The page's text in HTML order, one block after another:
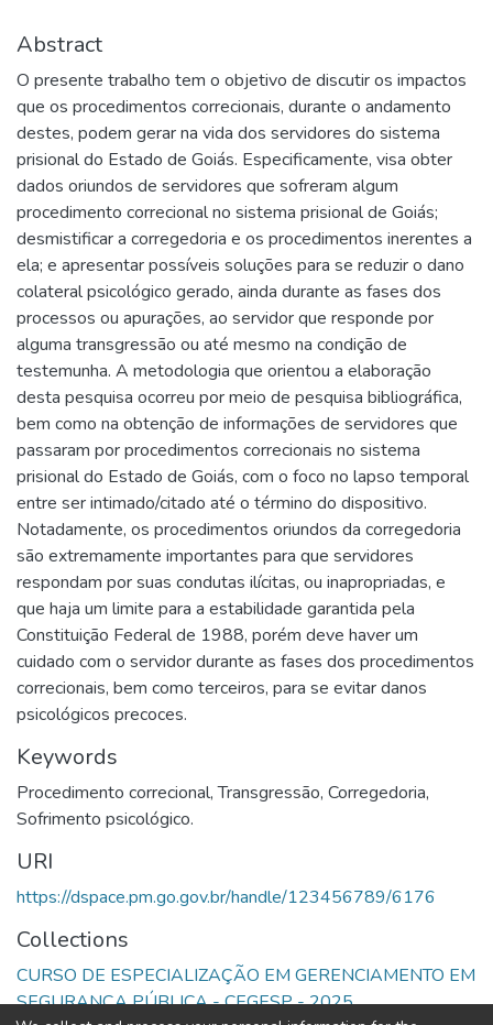
Abstract
O presente trabalho tem o objetivo de discutir os impactos
que os procedimentos correcionais, durante o andamento
destes, podem gerar na vida dos servidores do sistema
prisional do Estado de Goiás. Especificamente, visa obter
dados oriundos de servidores que sofreram algum
procedimento correcional no sistema prisional de Goiás;
desmistificar a corregedoria e os procedimentos inerentes a
ela; e apresentar possíveis soluções para se reduzir o dano
colateral psicológico gerado, ainda durante as fases dos
processos ou apurações, ao servidor que responde por
alguma transgressão ou até mesmo na condição de
testemunha. A metodologia que orientou a elaboração
desta pesquisa ocorreu por meio de pesquisa bibliográfica,
bem como na obtenção de informações de servidores que
passaram por procedimentos correcionais no sistema
prisional do Estado de Goiás, com o foco no lapso temporal
entre ser intimado/citado até o término do dispositivo.
Notadamente, os procedimentos oriundos da corregedoria
são extremamente importantes para que servidores
respondam por suas condutas ilícitas, ou inapropriadas, e
que haja um limite para a estabilidade garantida pela
Constituição Federal de 1988, porém deve haver um
cuidado com o servidor durante as fases dos procedimentos
correcionais, bem como terceiros, para se evitar danos
psicológicos precoces.
Keywords
Procedimento correcional,Transgressão, Corregedoria,
Sofrimento psicológico.
URI
https://dspace.pm.go.gov.br/handle/123456789/6176
Collections
CURSO DE ESPECIALIZAÇÃO EM GERENCIAMENTO EM
SEGURANÇA PÚBLICA - CEGESP - 2025